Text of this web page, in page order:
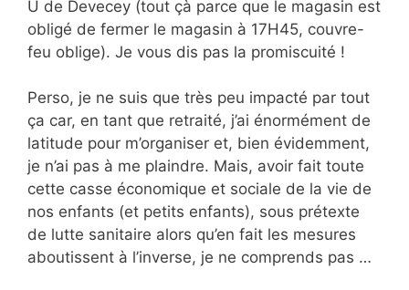
U de Devecey (tout çà parce que le magasin est
obligé de fermer le magasin à 17H45, couvre-
feu oblige). Je vous dis pas la promiscuité !
Perso, je ne suis que très peu impacté par tout
ça car, en tant que retraité, j’ai énormément de
latitude pour m’organiser et, bien évidemment,
je n’ai pas à me plaindre. Mais, avoir fait toute
cette casse économique et sociale de la vie de
nos enfants (et petits enfants), sous prétexte
de lutte sanitaire alors qu’en fait les mesures
aboutissent à l’inverse, je ne comprends pas …